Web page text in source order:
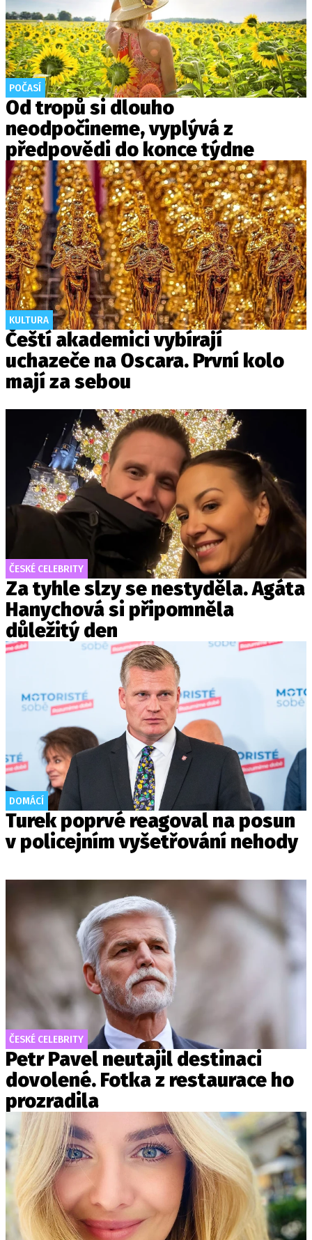
POČASÍ
Od tropů si dlouho
neodpočineme, vyplývá z
předpovědi do konce týdne
KULTURA
Čeští akademici vybírají
uchazeče na Oscara. První kolo
mají za sebou
ČESKÉ CELEBRITY
Za tyhle slzy se nestyděla. Agáta
Hanychová si připomněla
důležitý den
DOMÁCÍ
Turek poprvé reagoval na posun
v policejním vyšetřování nehody
ČESKÉ CELEBRITY
Petr Pavel neutajil destinaci
dovolené. Fotka z restaurace ho
prozradila